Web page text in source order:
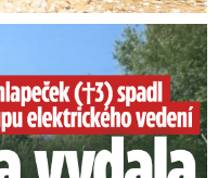
na 16 stran